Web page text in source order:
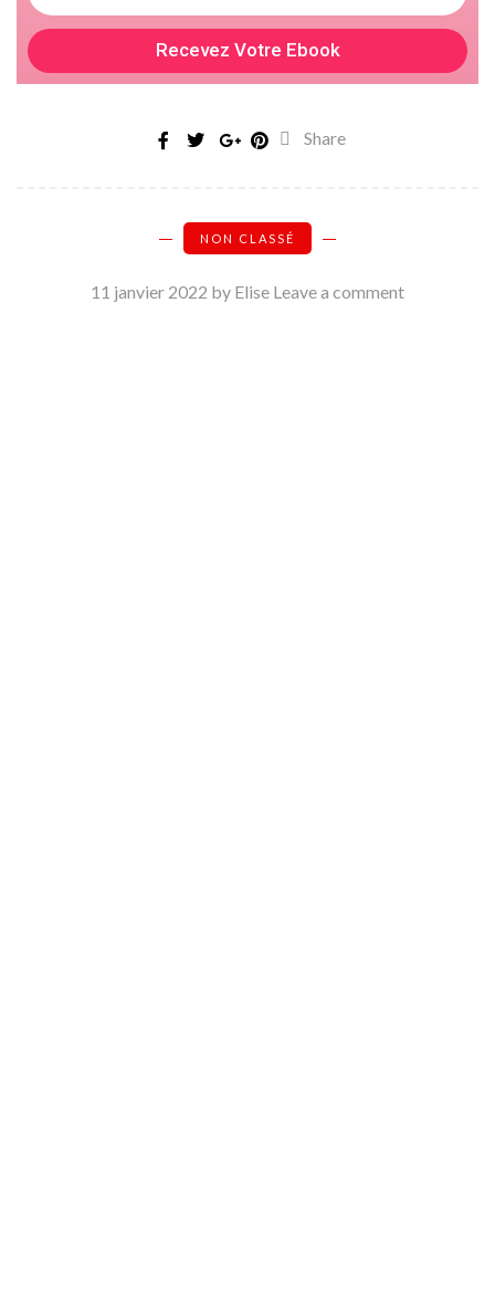
Recevez Votre Ebook
Share
NON CLASSÉ
11 janvier 2022 by Elise Leave a comment